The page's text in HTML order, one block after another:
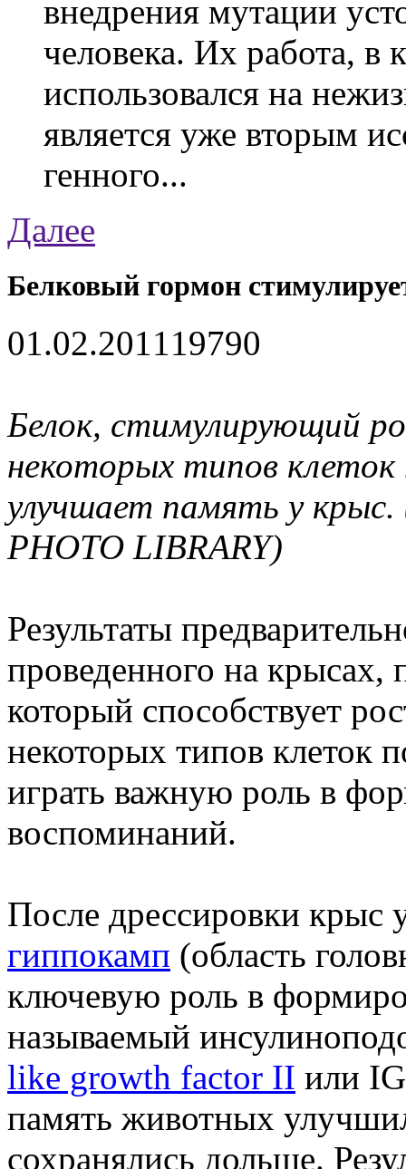
внедрения мутации
человека. Их работа, в
использовался на
является уже вторым
генного...
Далее
Белковый гормон
01.02.201119790
Белок, стимулирующий
некоторых типов
улучшает память у
PHOTO LIBRARY)
Результаты
проведенного на крысах,
который способствует
некоторых типов клеток
играть важную роль в
воспоминаний.
После дрессировки крыс
гиппокамп (область
ключевую роль в
называемый
like growth factor II или
память животных
сохранялись дольше.